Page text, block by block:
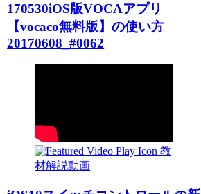
170530iOS版VOCAアプリ
【vocaco無料版】の使い方
20170608_#0062
教
材解説動画